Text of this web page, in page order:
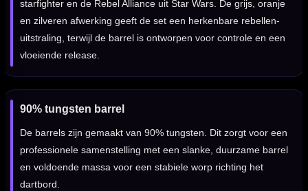
starfighter en de Rebel Alliance uit Star Wars. De grijs, oranje
en zilveren afwerking geeft de set een herkenbare rebellen-
uitstraling, terwijl de barrel is ontworpen voor controle en een
vloeiende release.
90% tungsten barrel
De barrels zijn gemaakt van 90% tungsten. Dit zorgt voor een
professionele samenstelling met een slanke, duurzame barrel
en voldoende massa voor een stabiele worp richting het
dartbord.